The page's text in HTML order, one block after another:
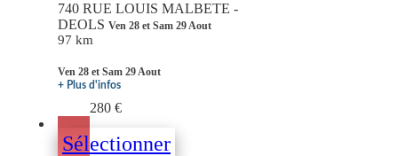
740 RUE LOUIS MALBETE -
DEOLS Ven 28 et Sam 29 Aout
97 km
Ven 28 et Sam 29 Aout
+ Plus d'infos
280 €
Sélectionner